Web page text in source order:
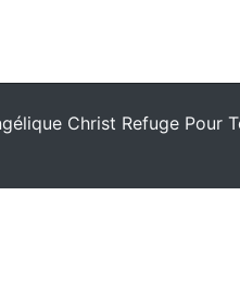
Christ Refuge Pour